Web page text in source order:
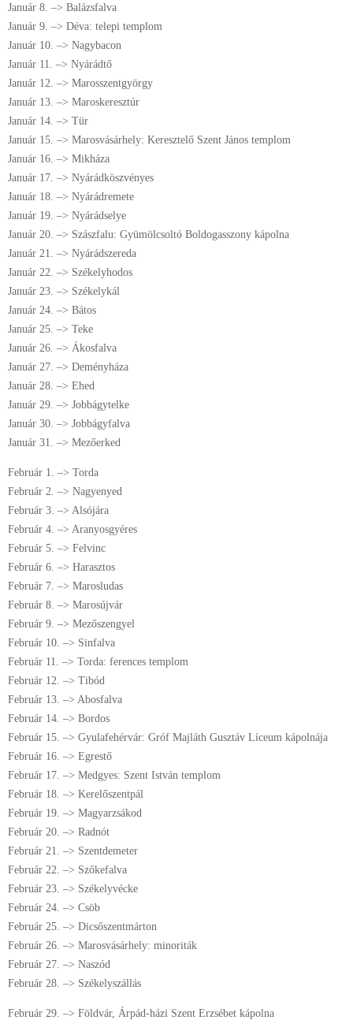
Január 8. –> Balázsfalva
Január 9. –> Déva: telepi templom
Január 10. –> Nagybacon
Január 11. –> Nyárádtő
Január 12. –> Marosszentgyörgy
Január 13. –> Maroskeresztúr
Január 14. –> Tür
Január 15. –> Marosvásárhely: Keresztelő Szent János templom
Január 16. –> Mikháza
Január 17. –> Nyárádköszvényes
Január 18. –> Nyárádremete
Január 19. –> Nyárádselye
Január 20. –> Szászfalu: Gyümölcsoltó Boldogasszony kápolna
Január 21. –> Nyárádszereda
Január 22. –> Székelyhodos
Január 23. –> Székelykál
Január 24. –> Bátos
Január 25. –> Teke
Január 26. –> Ákosfalva
Január 27. –> Deményháza
Január 28. –> Ehed
Január 29. –> Jobbágytelke
Január 30. –> Jobbágyfalva
Január 31. –> Mezőerked
Február 1. –> Torda
Február 2. –> Nagyenyed
Február 3. –> Alsójára
Február 4. –> Aranyosgyéres
Február 5. –> Felvinc
Február 6. –> Harasztos
Február 7. –> Marosludas
Február 8. –> Marosújvár
Február 9. –> Mezőszengyel
Február 10. –> Sinfalva
Február 11. –> Torda: ferences templom
Február 12. –> Tibód
Február 13. –> Abosfalva
Február 14. –> Bordos
Február 15. –> Gyulafehérvár: Gróf Majláth Gusztáv Líceum kápolnája
Február 16. –> Egrestő
Február 17. –> Medgyes: Szent István templom
Február 18. –> Kerelőszentpál
Február 19. –> Magyarzsákod
Február 20. –> Radnót
Február 21. –> Szentdemeter
Február 22. –> Szőkefalva
Február 23. –> Székelyvécke
Február 24. –> Csöb
Február 25. –> Dicsőszentmárton
Február 26. –> Marosvásárhely: minoriták
Február 27. –> Naszód
Február 28. –> Székelyszállás
Február 29. –> Földvár, Árpád-házi Szent Erzsébet kápolna